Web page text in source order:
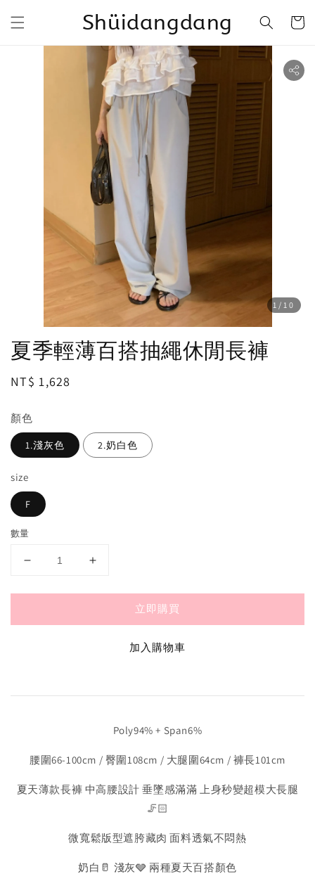
Shüidangdang
1 /10
夏季輕薄百搭抽繩休閒長褲
Regular
NT$ 1,628
顏色
1.淺灰色 2.奶白色
size
F
數量
立即購買
加入購物車
Poly94% + Span6%
腰圍66-100cm / 臀圍108cm / 大腿圍64cm / 褲長101cm
夏天薄款長褲 中高腰設計 垂墜感滿滿 上身秒變超模大長腿
🦵🏻
微寬鬆版型遮胯藏肉 面料透氣不悶熱
奶白🥛 淺灰🩶 兩種夏天百搭顏色